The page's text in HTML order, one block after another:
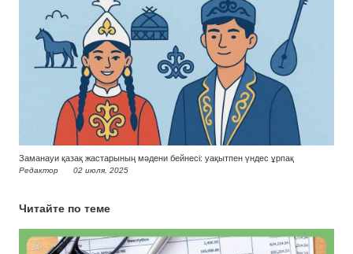
Заманауи қазақ жастарының мәдени бейнесі: уақытпен үндес ұрпақ
Редактор 02 июля, 2025
Читайте по теме